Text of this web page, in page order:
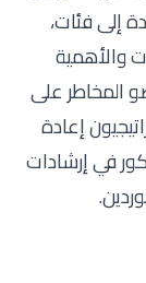
إلى فئات،
والأهمية
المخاطر على
إعادة
في إرشادات
.